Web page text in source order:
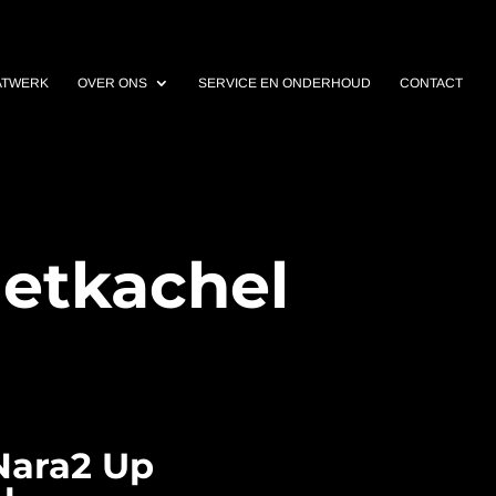
OVER ONS SERVICE EN ONDERHOUD CONTACT
Up